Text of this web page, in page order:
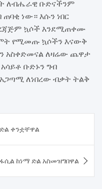
ለብሔራዊ ቡድናችንም
ነው። እሱን ነበር
ኳሶች እንደሚጠቀሙ
የሚመጡ ኳሶችን እናውቅ
አስቀድመናል ለዛሬው ጨዋታ
ቡድኑን ግብ
ለነበረው ብቃት ትልቅ
ቀንቷቸዋል
ከነማ ድል አስመዝግበዋል